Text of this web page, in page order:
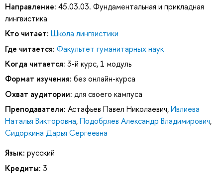
Направление: 45.03.03. Фундаментальная и прикладная
лингвистика
Кто читает: Школа лингвистики
Где читается: Факультет гуманитарных наук
Когда читается: 3-й курс, 1 модуль
Формат изучения: без онлайн-курса
Охват аудитории: для своего кампуса
Преподаватели: Астафьев Павел Николаевич,Ивлиева
Наталья Викторовна,Подобряев Александр Владимирович,
Сидоркина Дарья Сергеевна
Язык: русский
Кредиты: 3